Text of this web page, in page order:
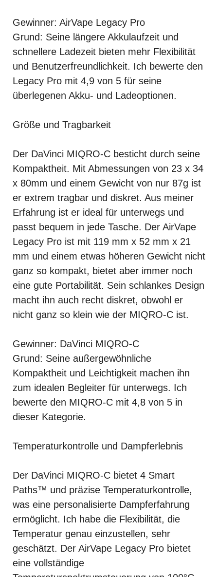
Gewinner: AirVape Legacy Pro
Grund: Seine längere Akkulaufzeit und
schnellere Ladezeit bieten mehr Flexibilität
und Benutzerfreundlichkeit. Ich bewerte den
Legacy Pro mit 4,9 von 5 für seine
überlegenen Akku- und Ladeoptionen.
Größe und Tragbarkeit
Der DaVinci MIQRO-C besticht durch seine
Kompaktheit. Mit Abmessungen von 23 x 34
x 80mm und einem Gewicht von nur 87g ist
er extrem tragbar und diskret. Aus meiner
Erfahrung ist er ideal für unterwegs und
passt bequem in jede Tasche. Der AirVape
Legacy Pro ist mit 119 mm x 52 mm x 21
mm und einem etwas höheren Gewicht nicht
ganz so kompakt, bietet aber immer noch
eine gute Portabilität. Sein schlankes Design
macht ihn auch recht diskret, obwohl er
nicht ganz so klein wie der MIQRO-C ist.
Gewinner: DaVinci MIQRO-C
Grund: Seine außergewöhnliche
Kompaktheit und Leichtigkeit machen ihn
zum idealen Begleiter für unterwegs. Ich
bewerte den MIQRO-C mit 4,8 von 5 in
dieser Kategorie.
Temperaturkontrolle und Dampferlebnis
Der DaVinci MIQRO-C bietet 4 Smart
Paths™ und präzise Temperaturkontrolle,
was eine personalisierte Dampferfahrung
ermöglicht. Ich habe die Flexibilität, die
Temperatur genau einzustellen, sehr
geschätzt. Der AirVape Legacy Pro bietet
eine vollständige